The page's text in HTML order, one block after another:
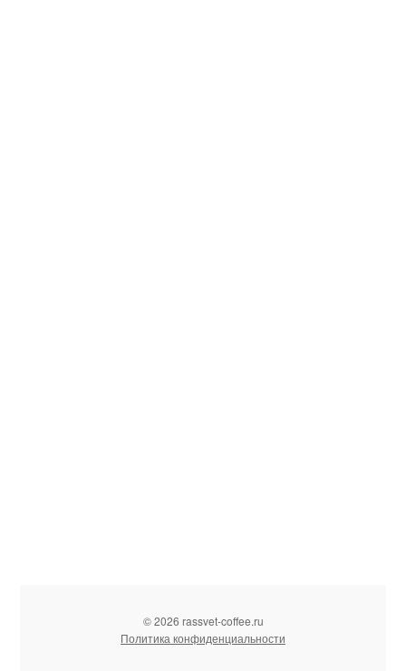
© 2026 rassvet-coffee.ru
Политика конфиденциальности